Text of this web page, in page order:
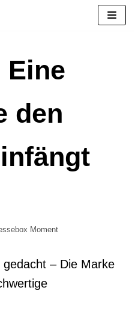
Eine
den
Moment
– Die Marke